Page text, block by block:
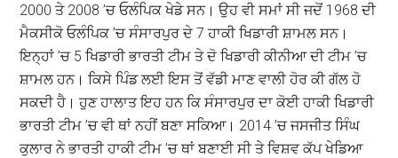
2000 ਤੇ 2008 ’ਚ ਓਲੰਪਿਕ ਖੇਡੇ ਸਨ। ਉਹ ਵੀ ਸਮਾਂ ਸੀ ਜਦੋਂ 1968 ਦੀ
ਮੈਕਸੀਕੋ ਓਲੰਪਿਕ ’ਚ ਸੰਸਾਰਪੁਰ ਦੇ 7 ਹਾਕੀ ਖਿਡਾਰੀ ਸ਼ਾਮਲ ਸਨ।
ਇਨ੍ਹਾਂ ’ਚ 5 ਖਿਡਾਰੀ ਭਾਰਤੀ ਟੀਮ ਤੇ ਦੋ ਖਿਡਾਰੀ ਕੀਨੀਆ ਦੀ ਟੀਮ ’ਚ
ਸ਼ਾਮਲ ਹਨ। ਕਿਸੇ ਪਿੰਡ ਲਈ ਇਸ ਤੋਂ ਵੱਡੀ ਮਾਣ ਵਾਲੀ ਹੋਰ ਕੀ ਗੱਲ ਹੋ
ਸਕਦੀ ਹੈ। ਹੁਣ ਹਾਲਾਤ ਇਹ ਹਨ ਕਿ ਸੰਸਾਰਪੁਰ ਦਾ ਕੋਈ ਹਾਕੀ ਖਿਡਾਰੀ
ਭਾਰਤੀ ਟੀਮ ’ਚ ਵੀ ਥਾਂ ਨਹੀਂ ਬਣਾ ਸਕਿਆ। 2014 ’ਚ ਜਸਜੀਤ ਸਿੰਘ
ਕੁਲਾਰ ਨੇ ਭਾਰਤੀ ਹਾਕੀ ਟੀਮ ’ਚ ਥਾਂ ਬਣਾਈ ਸੀ ਤੇ ਵਿਸ਼ਵ ਕੱਪ ਖੇਡਿਆ